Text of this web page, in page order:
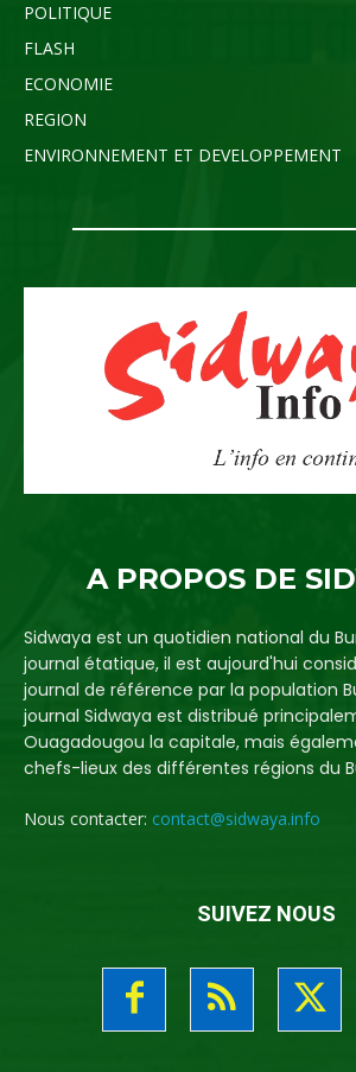
POLITIQUE
FLASH
ECONOMIE
REGION
ENVIRONNEMENT ET DEVELOPPEMENT
A PROPOS DE
Sidwaya est un quotidien national du
journal étatique, il est aujourd'hui
journal de référence par la population
journal Sidwaya est distribué
Ouagadougou la capitale, mais
chefs-lieux des différentes régions du
Nous contacter: contact@sidwaya.info
SUIVEZ NOUS